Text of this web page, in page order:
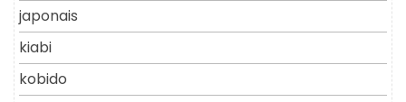
japonais
kiabi
kobido